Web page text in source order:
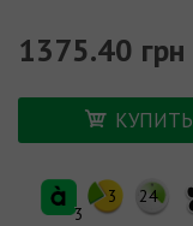
1375.40 грн
КУПИТЬ
3
3 24